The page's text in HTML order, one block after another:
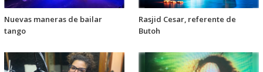
Nuevas maneras de bailar
tango
Rasjid Cesar, referente de
Butoh